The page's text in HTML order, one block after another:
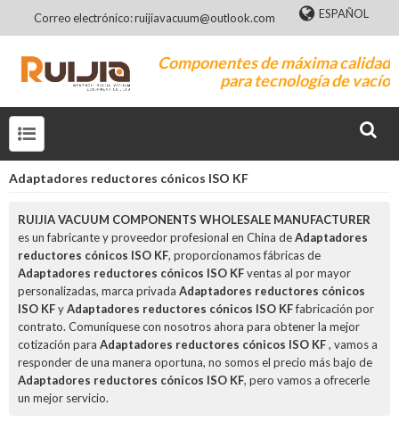
Correo electrónico: ruijiavacuum@outlook.com ESPAÑOL
Componentes de máxima calidad
para tecnología de vacío
Adaptadores reductores cónicos ISO KF
RUIJIA VACUUM COMPONENTS WHOLESALE MANUFACTURER
es un fabricante y proveedor profesional en China deAdaptadores
reductores cónicos ISO KF, proporcionamos fábricas de
Adaptadores reductores cónicos ISO KFventas al por mayor
personalizadas, marca privada Adaptadores reductores cónicos
ISO KFyAdaptadores reductores cónicos ISO KFfabricación por
contrato. Comuníquese con nosotros ahora para obtener la mejor
cotización para Adaptadores reductores cónicos ISO KF, vamos a
responder de una manera oportuna, no somos el precio más bajo de
Adaptadores reductores cónicos ISO KF, pero vamos a ofrecerle
un mejor servicio.